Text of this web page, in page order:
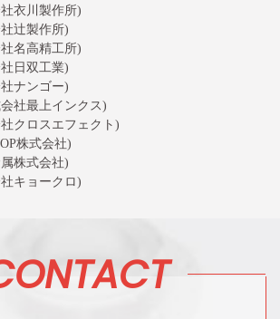
衣川製作所)
辻製作所)
名高精工所)
日双工業)
ナンゴー)
社最上インクス)
クロスエフェクト)
株式会社)
株式会社)
キョークロ)